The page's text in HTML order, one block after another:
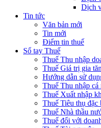
Dịch
Tin tức
Văn bản mới
Tin mới
Điểm tin thuế
Sổ tay Thuế
Thuế Thu nhập
Thuế Giá trị gia
Hướng dẫn sử
Thuế Thu nhập cá
Thuế Xuất nhập
Thuế Tiêu thụ đặc
Thuế Nhà thầu
Thuế đối với